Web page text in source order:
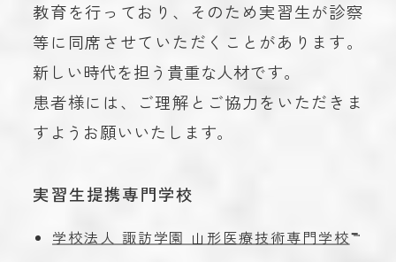
教育を行っており、そのため実習生が診察
等に同席させていただくことがあります。
新しい時代を担う貴重な人材です。
患者様には、ご理解とご協力をいただきま
すようお願いいたします。
実習生提携専門学校
学校法人 諏訪学園 山形医療技術専門学校